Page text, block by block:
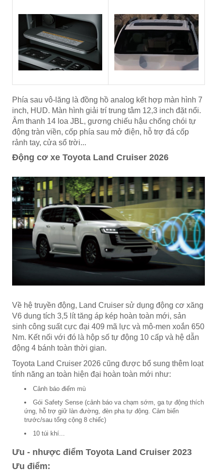
Phía sau vô-lăng là đồng hồ analog kết hợp màn hình 7
inch, HUD. Màn hình giải trí trung tâm 12,3 inch đặt nổi.
Âm thanh 14 loa JBL, gương chiếu hậu chống chói tự
động tràn viền, cốp phía sau mở điện, hỗ trợ đá cốp
rảnh tay, cửa sổ trời...
Động cơ xe Toyota Land Cruiser 2026
Về hệ truyền động, Land Cruiser sử dụng động cơ xăng
V6 dung tích 3,5 lít tăng áp kép hoàn toàn mới, sản
sinh công suất cực đại 409 mã lực và mô-men xoắn 650
Nm. Kết nối với đó là hộp số tự động 10 cấp và hệ dẫn
động 4 bánh toàn thời gian.
Toyota Land Cruiser 2026 cũng được bổ sung thêm loạt
tính năng an toàn hiện đại hoàn toàn mới như:
Cảnh báo điểm mù
Gói Safety Sense (cảnh báo va chạm sớm, ga tự động thích
ứng, hỗ trợ giữ làn đường, đèn pha tự động. Cảm biến
trước/sau tổng cộng 8 chiếc)
10 túi khí...
Ưu - nhược điểm Toyota Land Cruiser 2023
Ưu điểm: